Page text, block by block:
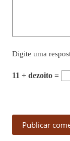
Digite uma
11 + dezoito =
Publicar